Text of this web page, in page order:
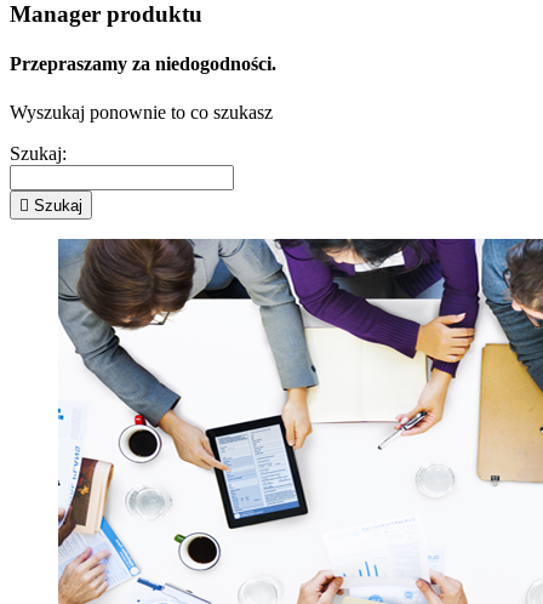
Manager produktu
Przepraszamy za niedogodności.
Wyszukaj ponownie to co szukasz
Szukaj:
 Szukaj